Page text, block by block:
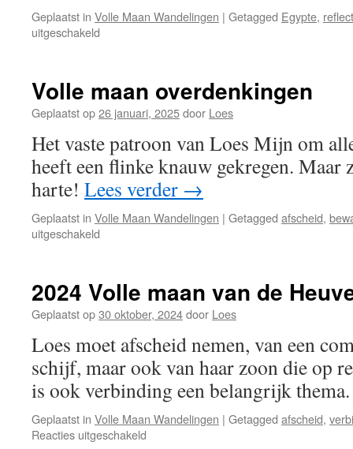
Geplaatst in Volle Maan Wandelingen | Getagged Egypte,
uitgeschakeld
de
Havik
Volle maan overdenkingen
Geplaatst op26 januari, 2025door Loes
Het vaste patroon van Loes Mijn om
heeft een flinke knauw gekregen. Maar
harte! Lees verder →
Geplaatst in Volle Maan Wandelingen | Getagged afscheid,
uitgeschakeld
2024 Volle maan van de
Geplaatst op30 oktober, 2024door Loes
Loes moet afscheid nemen, van een
schijf, maar ook van haar zoon die op
is ook verbinding een belangrijk
Geplaatst in Volle Maan Wandelingen | Getagged afscheid,
Reacties uitgeschakeld